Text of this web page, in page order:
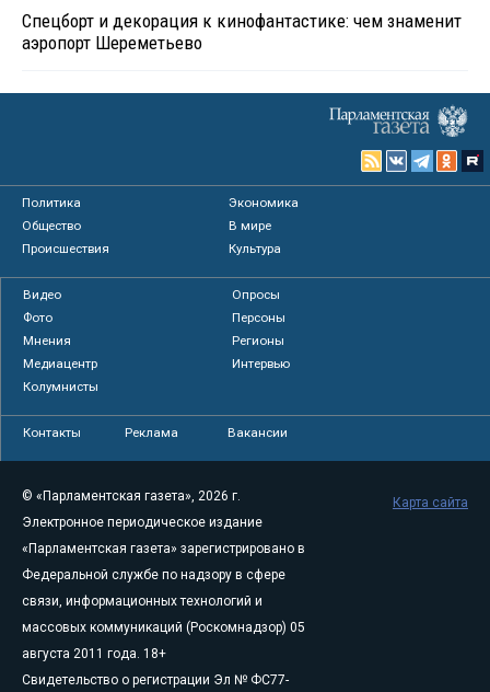
Спецборт и декорация к кинофантастике: чем знаменит
аэропорт Шереметьево
Политика
Экономика
Общество
В мире
Происшествия
Культура
Видео
Опросы
Фото
Персоны
Мнения
Регионы
Медиацентр
Интервью
Колумнисты
Контакты Реклама Вакансии
© «Парламентская газета», 2026 г.
Электронное периодическое издание
«Парламентская газета» зарегистрировано в
Федеральной службе по надзору в сфере
связи, информационных технологий и
массовых коммуникаций (Роскомнадзор) 05
августа 2011 года. 18+
Свидетельство о регистрации Эл № ФС77-
Карта сайта